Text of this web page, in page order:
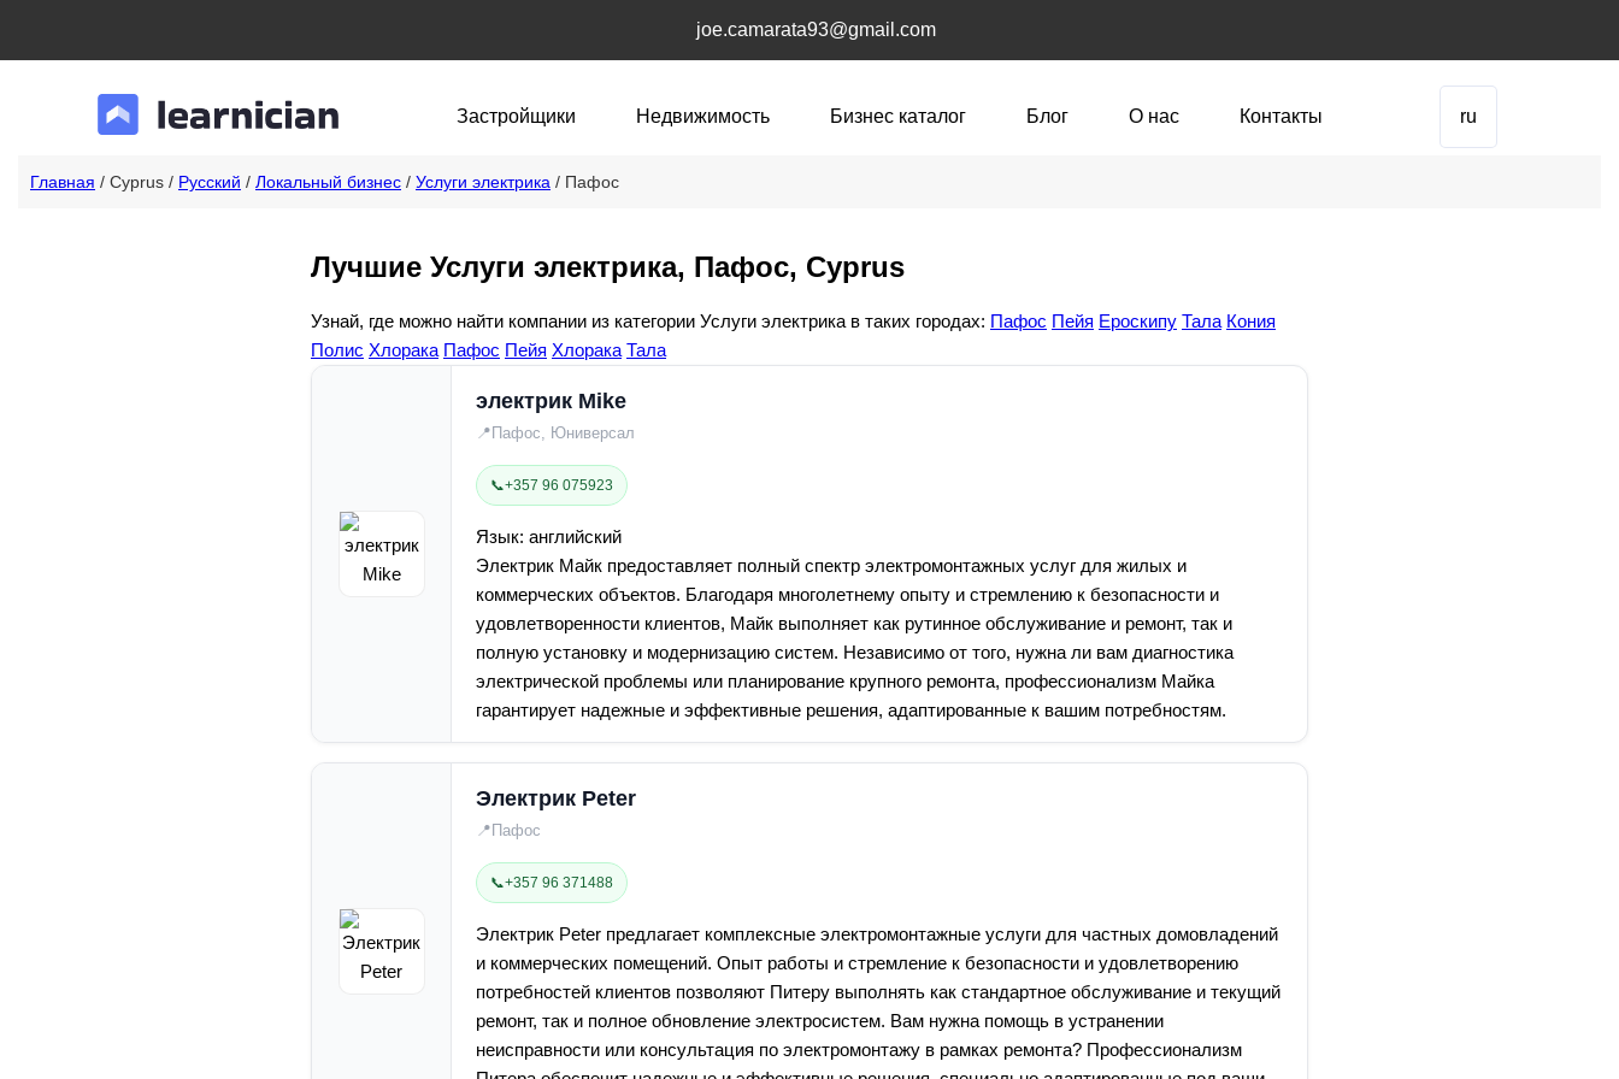
joe.camarata93@gmail.com
Застройщики Недвижимость Бизнес каталог Блог О нас Контакты ru
Главная / Cyprus / Русский / Локальный бизнес / Услуги электрика / Пафос
Лучшие Услуги электрика, Пафос, Cyprus
Узнай, где можно найти компании из категории Услуги электрика в таких городах: Пафос Пейя Ероскипу Тала Кония
Полис Хлорака Пафос Пейя Хлорака Тала
электрик Mike
📍 Пафос, Юниверсал
📞+357 96 075923
Язык: английский
Электрик Майк предоставляет полный спектр электромонтажных услуг для жилых и
коммерческих объектов. Благодаря многолетнему опыту и стремлению к безопасности и
удовлетворенности клиентов, Майк выполняет как рутинное обслуживание и ремонт, так и
полную установку и модернизацию систем. Независимо от того, нужна ли вам диагностика
электрической проблемы или планирование крупного ремонта, профессионализм Майка
гарантирует надежные и эффективные решения, адаптированные к вашим потребностям.
Электрик Peter
📍 Пафос
📞+357 96 371488
Электрик Peter предлагает комплексные электромонтажные услуги для частных домовладений
и коммерческих помещений. Опыт работы и стремление к безопасности и удовлетворению
потребностей клиентов позволяют Питеру выполнять как стандартное обслуживание и текущий
ремонт, так и полное обновление электросистем. Вам нужна помощь в устранении
неисправности или консультация по электромонтажу в рамках ремонта? Профессионализм